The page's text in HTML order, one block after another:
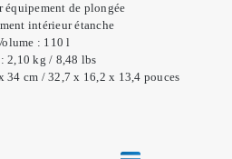
équipement de plongée
intérieur étanche
: 110 l
: 2,10 kg / 8,48 lbs
34 cm / 32,7 x 16,2 x 13,4 pouces